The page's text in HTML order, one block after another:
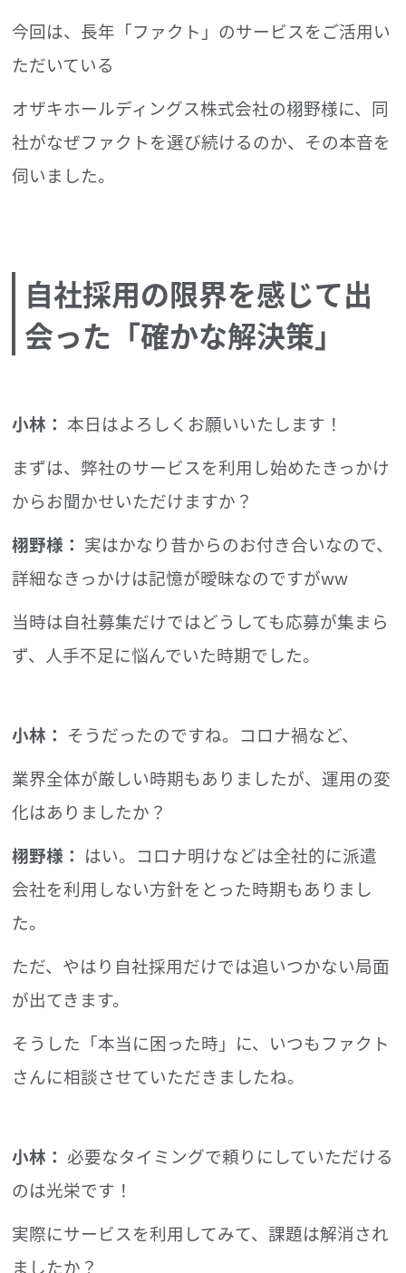
今回は、長年「ファクト」のサービスをご活用い
ただいている
オザキホールディングス株式会社の栩野様に、同
社がなぜファクトを選び続けるのか、その本音を
伺いました。
自社採用の限界を感じて出
会った「確かな解決策」
小林： 本日はよろしくお願いいたします！
まずは、弊社のサービスを利用し始めたきっかけ
からお聞かせいただけますか？
栩野様： 実はかなり昔からのお付き合いなので、
詳細なきっかけは記憶が曖昧なのですがww
当時は自社募集だけではどうしても応募が集まら
ず、人手不足に悩んでいた時期でした。
小林： そうだったのですね。コロナ禍など、
業界全体が厳しい時期もありましたが、運用の変
化はありましたか？
栩野様： はい。コロナ明けなどは全社的に派遣
会社を利用しない方針をとった時期もありまし
た。
ただ、やはり自社採用だけでは追いつかない局面
が出てきます。
そうした「本当に困った時」に、いつもファクト
さんに相談させていただきましたね。
小林： 必要なタイミングで頼りにしていただける
のは光栄です！
実際にサービスを利用してみて、課題は解消され
ましたか？